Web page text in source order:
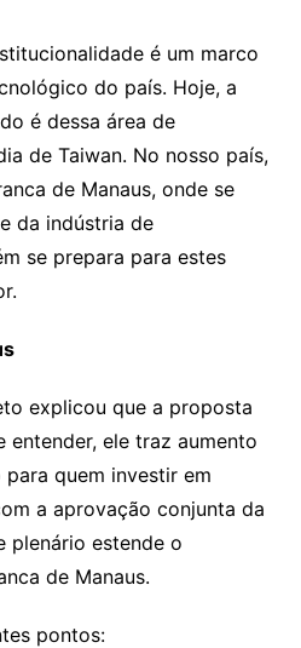
é um marco
do país. Hoje, a
é dessa área de
de Taiwan. No nosso país,
de Manaus, onde se
da indústria de
se prepara para estes
explicou que a proposta
ele traz aumento
quem investir em
a aprovação conjunta da
plenário estende o
de Manaus.
pontos: